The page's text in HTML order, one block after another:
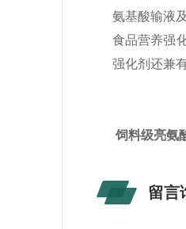
氨基酸输液
食品营养强
强化剂还兼
饲料级亮氨
留言